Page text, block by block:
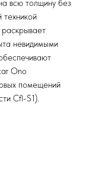
всю толщину без
техникой
невидимыми
Ono
помещений
Cfl-S1).